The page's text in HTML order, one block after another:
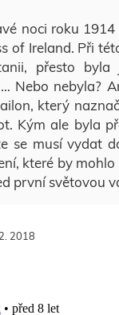
noci roku
of Ireland. Při
přesto
Nebo nebyla?
který
Kým ale byla
se musí vydat
které by
první světovou
2018